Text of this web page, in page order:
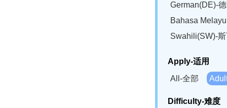
German(DE)-
Bahasa
Swahili(SW)-
Apply-适用
All-全部
Difficulty-难度